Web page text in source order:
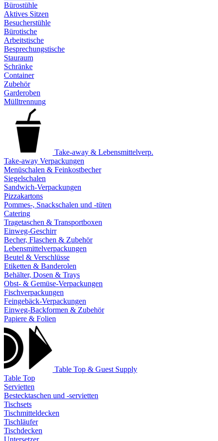
Bürostühle
Aktives Sitzen
Besucherstühle
Bürotische
Arbeitstische
Besprechungstische
Stauraum
Schränke
Container
Zubehör
Garderoben
Mülltrennung
Take-away & Lebensmittelverp.
Take-away Verpackungen
Menüschalen & Feinkostbecher
Siegelschalen
Sandwich-Verpackungen
Pizzakartons
Pommes-, Snackschalen und -tüten
Catering
Tragetaschen & Transportboxen
Einweg-Geschirr
Becher, Flaschen & Zubehör
Lebensmittelverpackungen
Beutel & Verschlüsse
Etiketten & Banderolen
Behälter, Dosen & Trays
Obst- & Gemüse-Verpackungen
Fischverpackungen
Feingebäck-Verpackungen
Einweg-Backformen & Zubehör
Papiere & Folien
Table Top & Guest Supply
Table Top
Servietten
Bestecktaschen und -servietten
Tischsets
Tischmitteldecken
Tischläufer
Tischdecken